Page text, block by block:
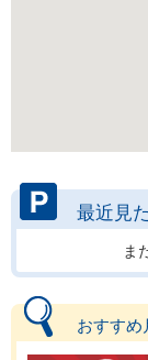
最近見
ま
おすす